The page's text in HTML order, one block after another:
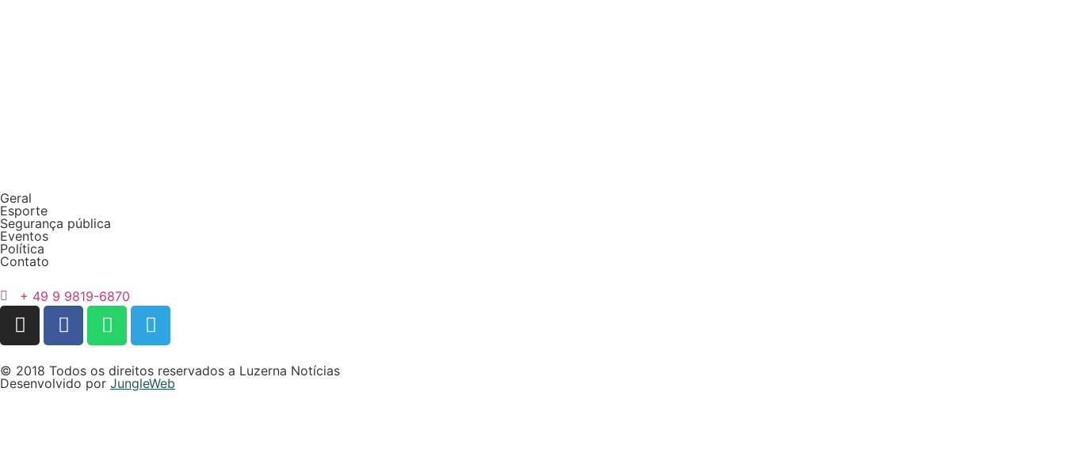
Geral
Esporte
Segurança pública
Eventos
Política
Contato
+ 49 9 9819-6870
© 2018 Todos os direitos reservados a Luzerna Notícias
Desenvolvido por JungleWeb